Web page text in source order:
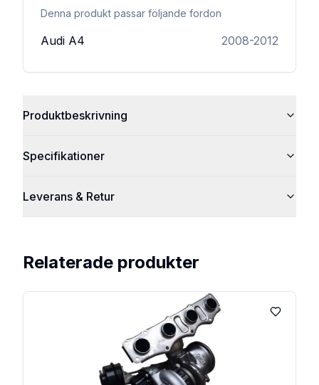
Denna produkt passar följande fordon
Audi A4 2008-2012
Produktbeskrivning
Specifikationer
Leverans & Retur
Relaterade produkter
Lägg till